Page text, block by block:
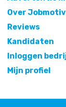
Over
Reviews
Kandidaten
Inloggen
Mijn profiel